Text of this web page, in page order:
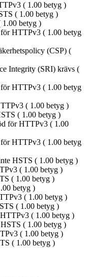
( 1.00 betyg )
( 1.00 betyg )
1.00 betyg )
HTTPv3 ( 1.00 betyg
(CSP) (
Integrity (SRI) krävs (
HTTPv3 ( 1.00 betyg
( 1.00 betyg )
( 1.00 betyg )
för HTTPv3 ( 1.00
HTTPv3 ( 1.00 betyg
HSTS ( 1.00 betyg )
( 1.00 betyg )
( 1.00 betyg )
betyg )
( 1.00 betyg )
( 1.00 betyg )
( 1.00 betyg )
( 1.00 betyg )
( 1.00 betyg )
( 1.00 betyg )